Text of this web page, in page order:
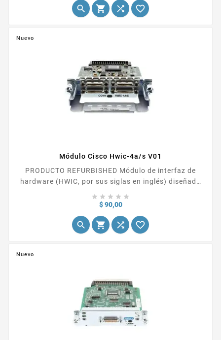
E1 estructurados y no estructurados.
   
Nuevo
Módulo Cisco Hwic-4a/s V01
PRODUCTO REFURBISHED Módulo de interfaz de
hardware (HWIC, por sus siglas en inglés) diseñado
módulo ofrece 4 puertos analógicos de telefonía
    
$ 90,00Precio
   
Nuevo